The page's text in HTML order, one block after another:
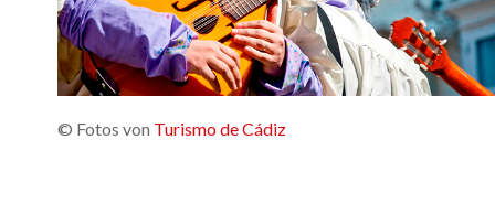
© Fotos von Turismo de Cádiz